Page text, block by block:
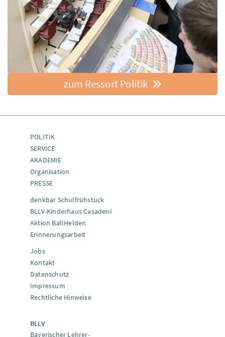
zum Ressort Politik
POLITIK
SERVICE
AKADEMIE
Organisation
PRESSE
denkbar Schulfrühstück
BLLV-Kinderhaus Casadeni
Aktion BallHelden
Erinnerungsarbeit
Jobs
Kontakt
Datenschutz
Impressum
Rechtliche Hinweise
BLLV
Bayerischer Lehrer-